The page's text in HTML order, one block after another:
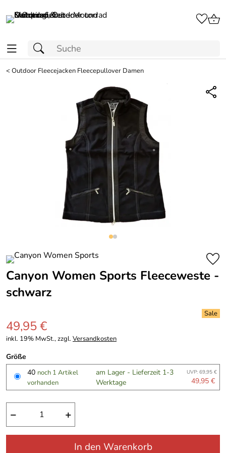
<Outdoor Fleecejacken Fleecepullover Damen
Canyon Women Sports Fleeceweste -
schwarz
49,95 €
inkl. 19% MwSt., zzgl.Versandkosten
Größe
40 noch 1 Artikel
vorhanden
am Lager - Lieferzeit 1-3
Werktage
UVP: 69,95 €
49,95 €
− +
In den Warenkorb